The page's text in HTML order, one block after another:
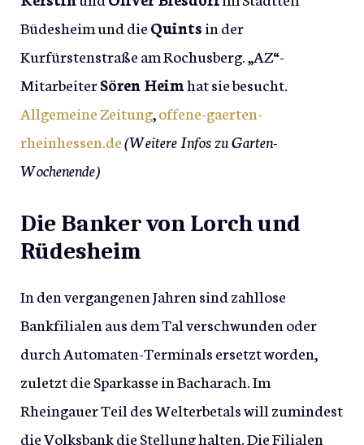
Büdesheim und dieQuintsin der
Kurfürstenstraße am Rochusberg. „AZ“-
MitarbeiterSören Heimhat sie besucht.
Allgemeine Zeitung,offene-gaerten-
rheinhessen.de(Weitere Infos zu Garten-
Wochenende)
Die Banker von Lorch und
Rüdesheim
In den vergangenen Jahren sind zahllose
Bankfilialen aus dem Tal verschwunden oder
durch Automaten-Terminals ersetzt worden,
zuletzt die Sparkasse in Bacharach. Im
Rheingauer Teil des Welterbetals will zumindest
die Volksbank die Stellung halten. Die Filialen